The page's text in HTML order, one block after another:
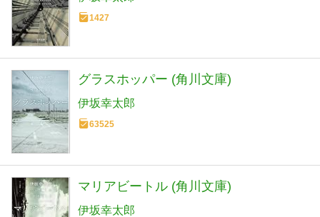
1427
グラスホッパー (角川文庫)
伊坂幸太郎
63525
マリアビートル (角川文庫)
伊坂幸太郎